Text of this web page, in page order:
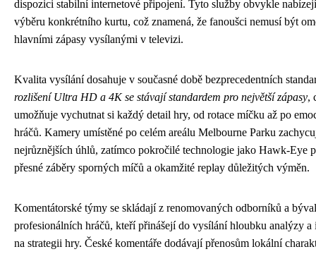
dispozici stabilní internetové připojení. Tyto služby obvykle
výběru konkrétního kurtu, což znamená, že fanoušci nemusí být
hlavními zápasy vysílanými v televizi.
Kvalita vysílání dosahuje v současné době bezprecedentních
rozlišení Ultra HD a 4K se stávají standardem pro největší zápasy,
umožňuje vychutnat si každý detail hry, od rotace míčku až po
hráčů. Kamery umístěné po celém areálu Melbourne Parku
nejrůznějších úhlů, zatímco pokročilé technologie jako Hawk-Eye
přesné záběry sporných míčů a okamžité replay důležitých výměn.
Komentátorské týmy se skládají z renomovaných odborníků a
profesionálních hráčů, kteří přinášejí do vysílání hloubku analýzy a
na strategii hry. České komentáře dodávají přenosům lokální